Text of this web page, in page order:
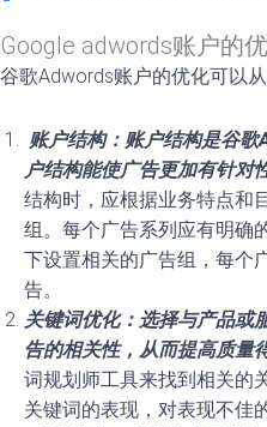
Google adwords账户的
谷歌Adwords账户的优化可以
账户结构：账户结构是谷
户结构能使广告更加有针对
结构时，应根据业务特点和
组。每个广告系列应有明确
下设置相关的广告组，每个
告。
关键词优化：选择与产品或
告的相关性，从而提高质量
词规划师工具来找到相关的
关键词的表现，对表现不佳